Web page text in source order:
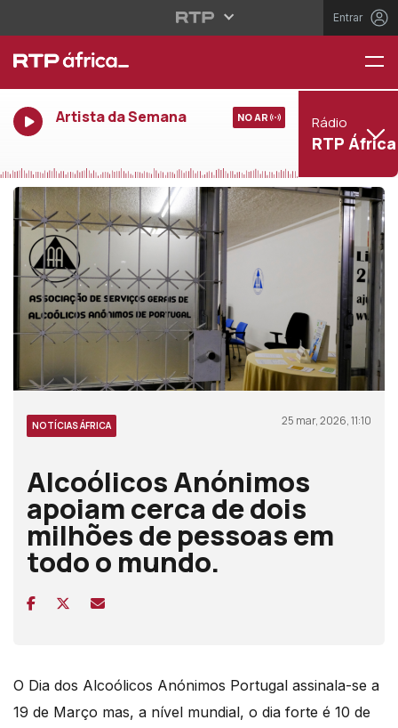
Entrar
Artista da Semana NO AR Rádio
RTP África
NOTÍCIAS ÁFRICA 25 mar, 2026, 11:10
Alcoólicos Anónimos
apoiam cerca de dois
milhões de pessoas em
todo o mundo.
O Dia dos Alcoólicos Anónimos Portugal assinala-se a
19 de Março mas, a nível mundial, o dia forte é 10 de